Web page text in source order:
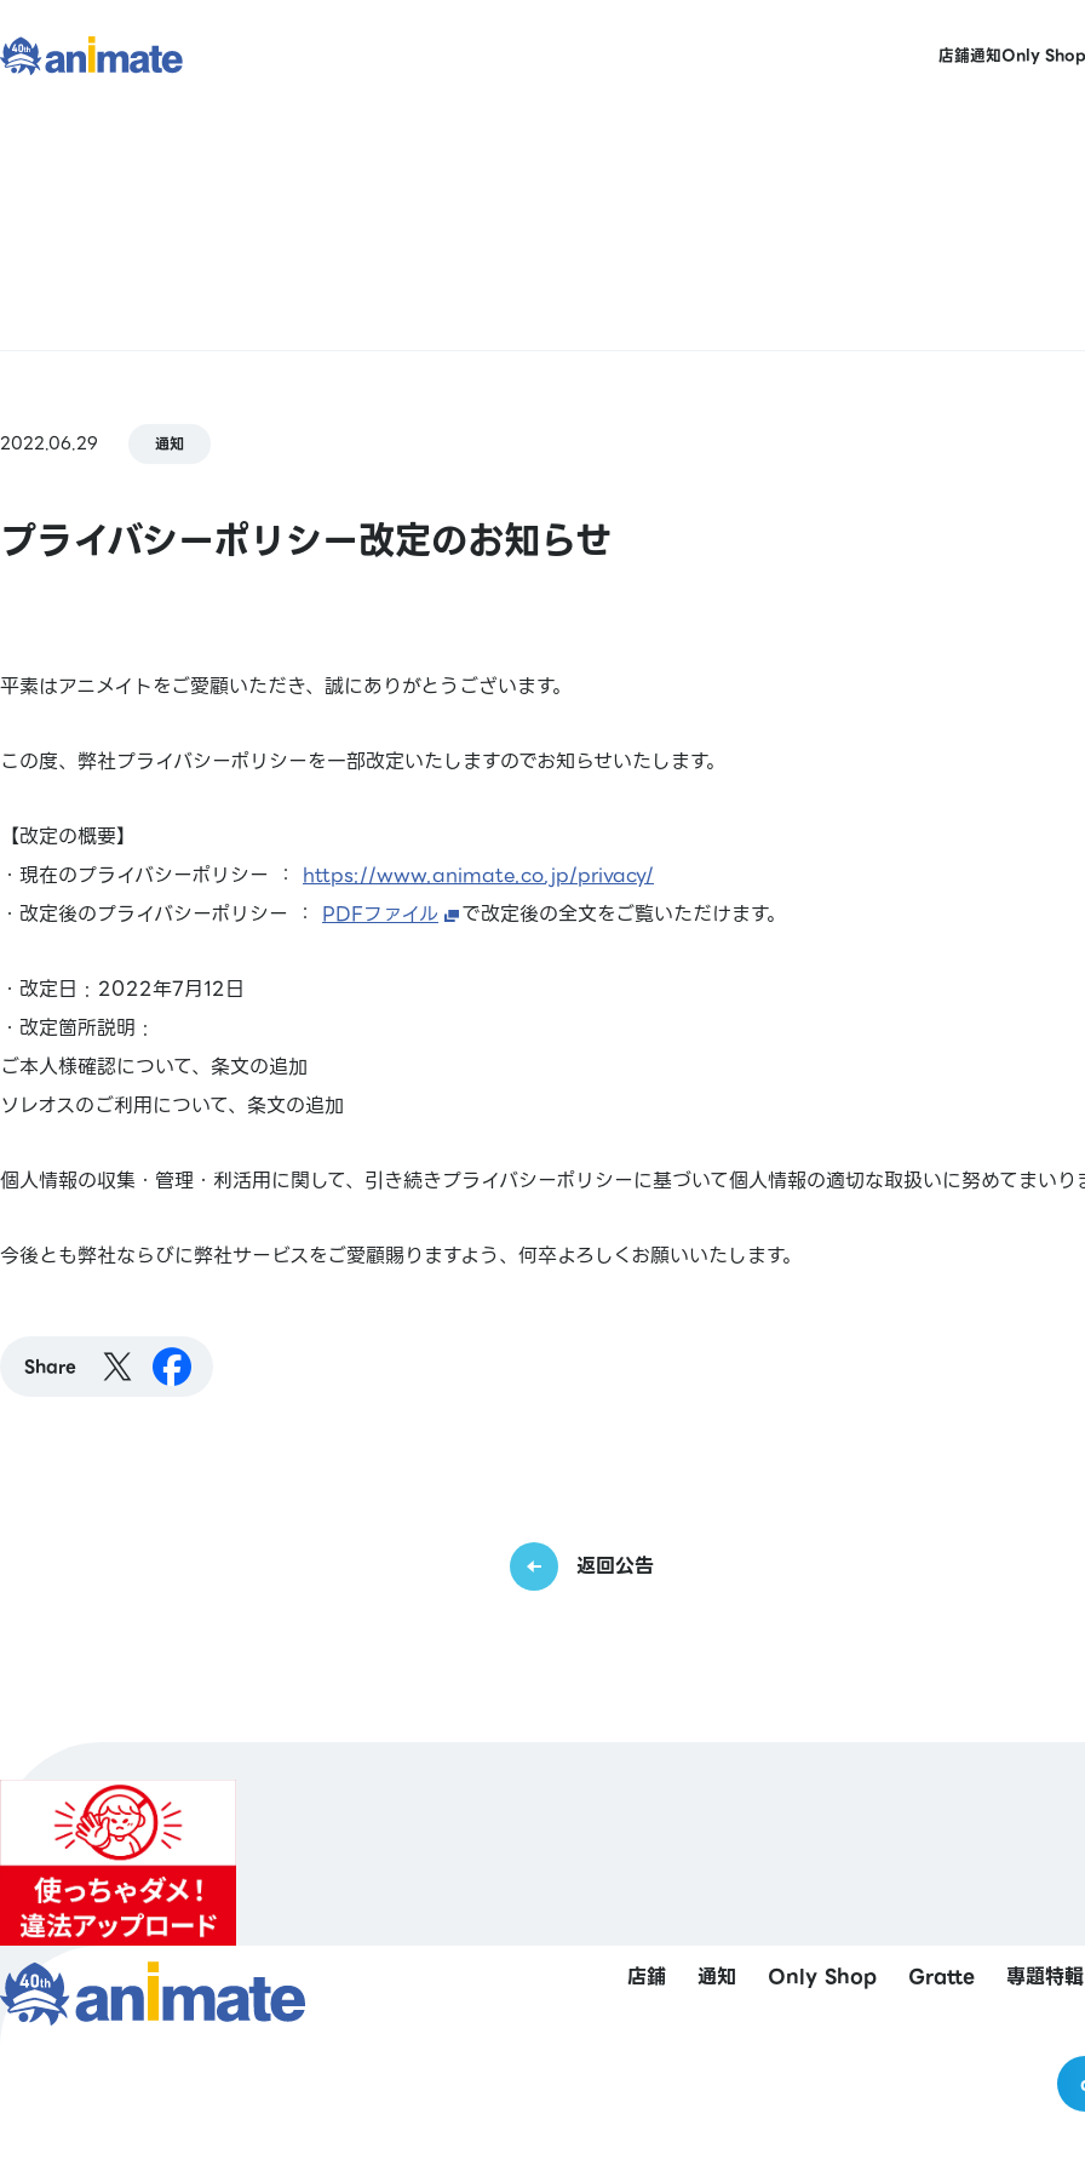
店鋪通知Only Shop
2022.06.29 通知
プライバシーポリシー改定のお知らせ
平素はアニメイトをご愛顧いただき、誠にありがとうございます。
この度、弊社プライバシーポリシーを一部改定いたしますのでお知らせいたします。
【改定の概要】
・現在のプライバシーポリシー ： https://www.animate.co.jp/privacy/
・改定後のプライバシーポリシー ： PDFファイル で改定後の全文をご覧いただけます。
・改定日 : 2022年7月12日
・改定箇所説明 :
ご本人様確認について、条文の追加
ソレオスのご利用について、条文の追加
個人情報の収集・管理・利活用に関して、引き続きプライバシーポリシーに基づいて個人情報の適切な取扱いに努めてまいり
今後とも弊社ならびに弊社サービスをご愛顧賜りますよう、何卒よろしくお願いいたします。
Share
返回公告
店鋪 通知 Only Shop Gratte 專題特輯